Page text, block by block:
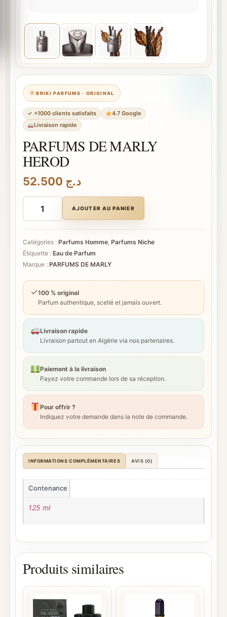
BRIKI PARFUMS · ORIGINAL
✓ +1000 clients satisfaits
4.7 Google
Livraison rapide
PARFUMS DE MARLY
HEROD
د.ج
quantité
MARLY
HEROD
AJOUTER AU PANIER
Catégories : Parfums Homme, Parfums Niche
Étiquette : Eau de Parfum
Marque : PARFUMS DE MARLY
✓100 % original
Parfum authentique, scellé et jamais ouvert.
Livraison rapide
Livraison partout en Algérie via nos partenaires.
Paiement à la livraison
Payez votre commande lors de sa réception.
Pour offrir ?
Indiquez votre demande dans la note de commande.
INFORMATIONS COMPLÉMENTAIRES AVIS (0)
Contenance
125 ml
Produits similaires